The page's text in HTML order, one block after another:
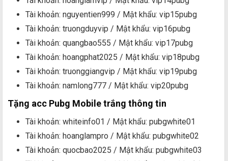
Tài khoản: nguyentien999 / Mật khẩu: vip15pubg
Tài khoản: truongduyvip / Mật khẩu: vip16pubg
Tài khoản: quangbao555 / Mật khẩu: vip17pubg
Tài khoản: hoangphat2025 / Mật khẩu: vip18pubg
Tài khoản: truonggiangvip / Mật khẩu: vip19pubg
Tài khoản: namlong777 / Mật khẩu: vip20pubg
Tặng acc Pubg Mobile trắng thông tin
Tài khoản: whiteinfo01 / Mật khẩu: pubgwhite01
Tài khoản: hoanglampro / Mật khẩu: pubgwhite02
Tài khoản: quocbao2025 / Mật khẩu: pubgwhite03